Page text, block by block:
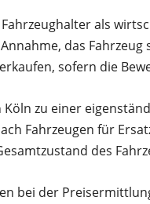
als
das Fahrzeug
sofern die
zu einer
Fahrzeugen für
des
bei der